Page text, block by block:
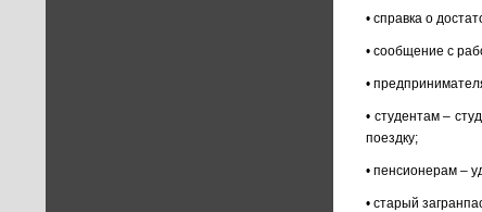
• справка о
• сообщение с
•
• студентам –
поездку;
• пенсионерам –
• старый